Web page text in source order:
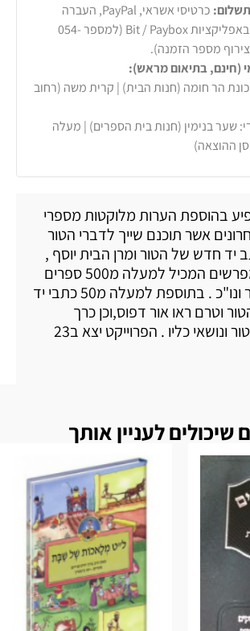
כרטיסי אשראי, PayPal, העברה
בנקאית או באפליקציות Bit / Paybox (למספר 054-
(חינם, בתיאום מראש):
הר חומה (חנות הבית) | קרית משה (רחוב
שער בנימין (חנות בית הספרים) | מעלה
ההוצאה)
בהוספת הערות מלוקטות מספרי
אשר תוכנם שייך לדברי הטור
יד חדש של הטור ומרן הבית יוסף ,
בנוסף ילקוט מפרשים המכיל למעלה מ500 ספרים
שנכתבו על טור ונו"כ . בתוספת למעלה מ50 כתבי יד
וטרם ראו אור דפוס,וכן כרך
מפתחות על הטור ונושאי כליו . הפרוייקט יצא ב23
שיכולים לעניין אותך